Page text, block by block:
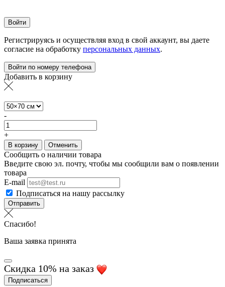
Войти
Регистрируясь и осуществляя вход в свой аккаунт, вы даете
согласие на обработку персональных данных.
Войти по номеру телефона
Добавить в корзину
-
+
В корзину Отменить
Сообщить о наличии товара
Введите свою эл. почту, чтобы мы сообщили вам о появлении
товара
E-mail
Подписаться на нашу рассылку
Отправить
Спасибо!
Ваша заявка принята
Скидка 10% на заказ
Подписаться